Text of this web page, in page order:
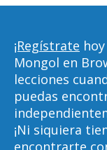
¡Regístrate
Mongol en
lecciones
puedas
¡Ni siquiera
encontrarte